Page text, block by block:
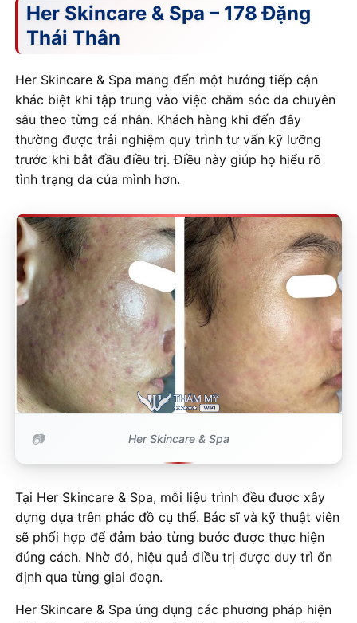
Her Skincare & Spa – 178 Đặng
Thái Thân
Her Skincare & Spa mang đến một hướng tiếp cận
khác biệt khi tập trung vào việc chăm sóc da chuyên
sâu theo từng cá nhân. Khách hàng khi đến đây
thường được trải nghiệm quy trình tư vấn kỹ lưỡng
trước khi bắt đầu điều trị. Điều này giúp họ hiểu rõ
tình trạng da của mình hơn.
Her Skincare & Spa
Tại Her Skincare & Spa, mỗi liệu trình đều được xây
dựng dựa trên phác đồ cụ thể. Bác sĩ và kỹ thuật viên
sẽ phối hợp để đảm bảo từng bước được thực hiện
đúng cách. Nhờ đó, hiệu quả điều trị được duy trì ổn
định qua từng giai đoạn.
Her Skincare & Spa ứng dụng các phương pháp hiện